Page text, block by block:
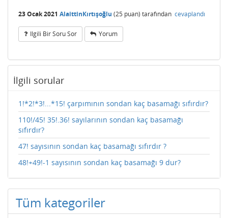
23 Ocak 2021 AlaittinKırtışoğlu (25 puan) tarafından cevaplandı
Ilgili Bir Soru Sor Yorum
İlgili sorular
1!*2!*3!...*15! çarpımının sondan kaç basamağı sıfırdır?
110!/45! 35!.36! sayılarının sondan kaç basamağı
sıfırdır?
47! sayısının sondan kaç basamağı sıfırdır ?
48!+49!-1 sayısının sondan kaç basamağı 9 dur?
Tüm kategoriler